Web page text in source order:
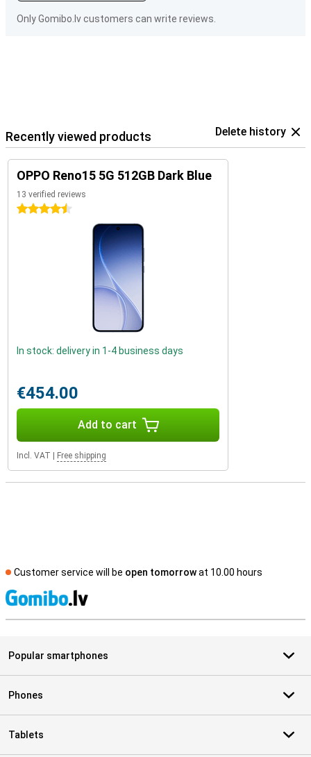
Only Gomibo.lv customers can write reviews.
Recently viewed products Delete history
OPPO Reno15 5G 512GB Dark Blue
13 verified reviews
4.5 stars
In stock: delivery in 1-4 business days
€454.00
Add to cart
Incl. VAT Free shipping
Customer service will be open tomorrowat 10.00 hours
Popular smartphones
Phones
Tablets